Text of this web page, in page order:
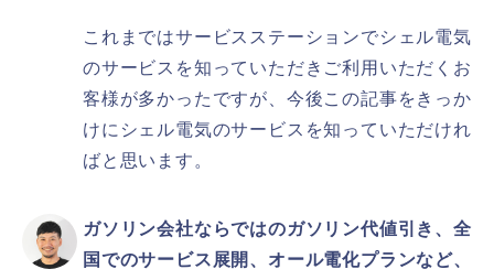
これまではサービスステーションでシェル電気
のサービスを知っていただきご利用いただくお
客様が多かったですが、今後この記事をきっか
けにシェル電気のサービスを知っていただけれ
ばと思います。
ガソリン会社ならではのガソリン代値引き、全
国でのサービス展開、オール電化プランなど、